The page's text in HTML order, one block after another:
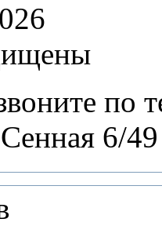
по
6/49